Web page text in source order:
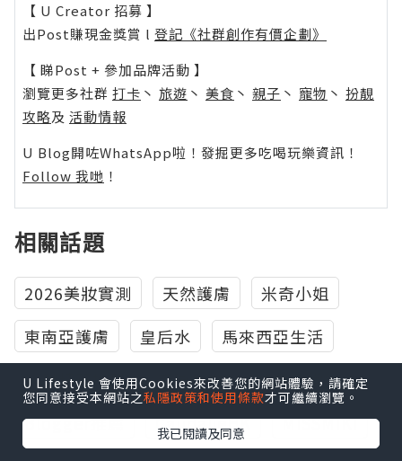
【 U Creator 招募 】
出Post賺現金獎賞 l 登記《社群創作有價企劃》
【 睇Post + 參加品牌活動 】
瀏覽更多社群 打卡 丶 旅遊 丶 美食 丶 親子 丶 寵物 丶 扮靚
攻略及 活動情報
U Blog開咗WhatsApp啦！發掘更多吃喝玩樂資訊！
Follow 我哋 ！
相關話題
2026美妝實測 天然護膚
米奇小姐
東南亞護膚
皇后水
馬來西亞生活
淡斑精華推薦
產後美白
媽媽日常
Blogger推薦
CaudalieHK
MISSMIKI
U Lifestyle 會使用Cookies來改善您的網站體驗，請確定
您同意接受本網站之私隱政策和使用條款才可繼續瀏覽。
我已閱讀及同意